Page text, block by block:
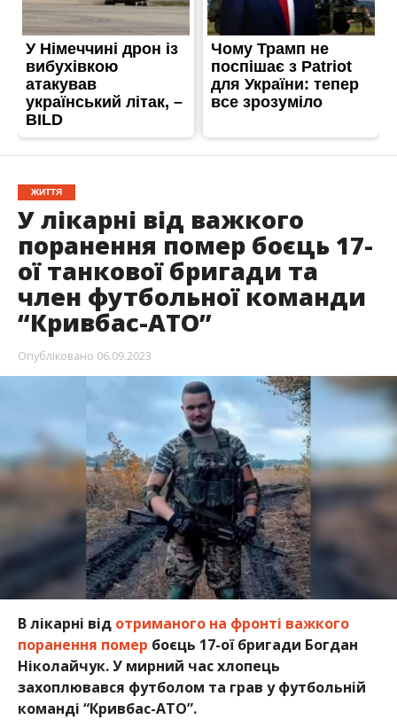
ЖИТТЯ
У лікарні від важкого
поранення помер боєць 17-
ої танкової бригади та
член футбольної команди
“Кривбас-АТО”
Опубліковано 06.09.2023
В лікарні від отриманого на фронті важкого
поранення помер боєць 17-ої бригади Богдан
Ніколайчук. У мирний час хлопець
захоплювався футболом та грав у футбольній
команді “Кривбас-АТО”.